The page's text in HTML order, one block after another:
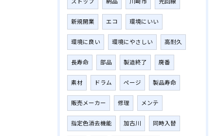
ストップ 納品 川崎市 光回線
新規開業 エコ 環境にいい
環境に良い 環境にやさしい 高耐久
長寿命 部品 製造終了 廃番
素材 ドラム ページ 製品寿命
販売メーカー 修理 メンテ
指定色消去機能 加古川 同時入替